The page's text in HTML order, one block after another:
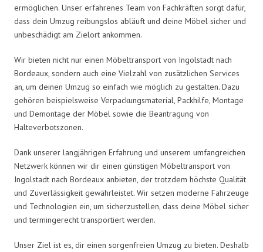
ermöglichen. Unser erfahrenes Team von Fachkräften sorgt dafür,
dass dein Umzug reibungslos abläuft und deine Möbel sicher und
unbeschädigt am Zielort ankommen.
Wir bieten nicht nur einen Möbeltransport von Ingolstadt nach
Bordeaux, sondern auch eine Vielzahl von zusätzlichen Services
an, um deinen Umzug so einfach wie möglich zu gestalten. Dazu
gehören beispielsweise Verpackungsmaterial, Packhilfe, Montage
und Demontage der Möbel sowie die Beantragung von
Halteverbotszonen.
Dank unserer langjährigen Erfahrung und unserem umfangreichen
Netzwerk können wir dir einen günstigen Möbeltransport von
Ingolstadt nach Bordeaux anbieten, der trotzdem höchste Qualität
und Zuverlässigkeit gewährleistet. Wir setzen moderne Fahrzeuge
und Technologien ein, um sicherzustellen, dass deine Möbel sicher
und termingerecht transportiert werden.
Unser Ziel ist es, dir einen sorgenfreien Umzug zu bieten. Deshalb